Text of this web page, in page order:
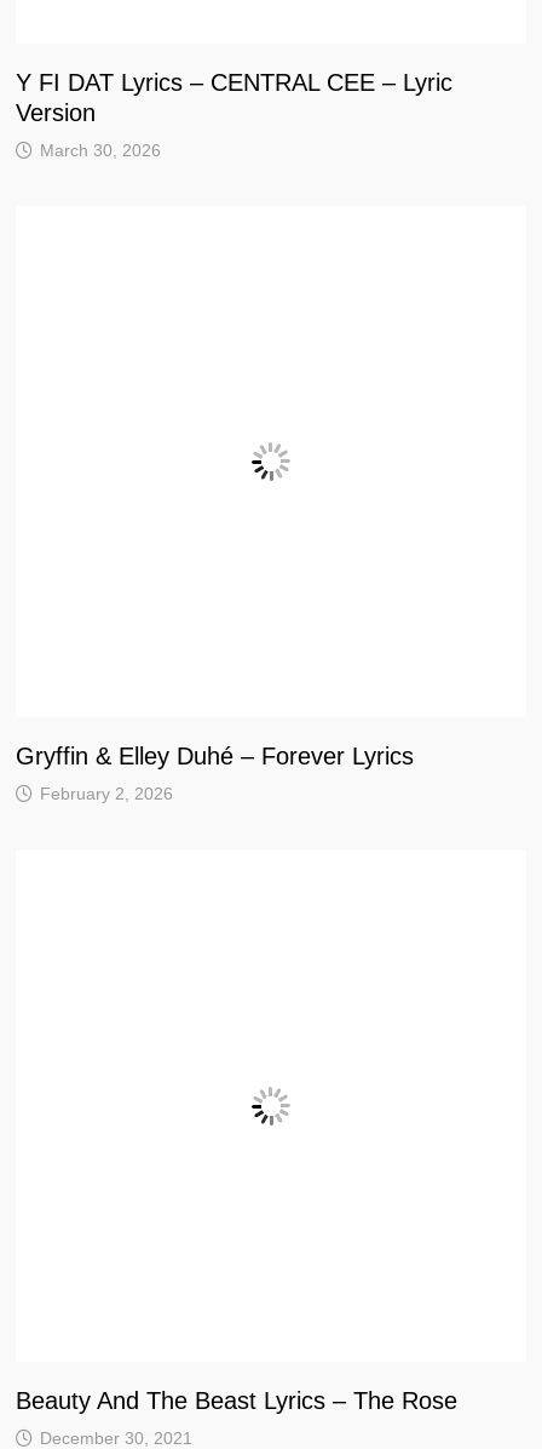
Y FI DAT Lyrics – CENTRAL CEE – Lyric
Version
March 30, 2026
Gryffin & Elley Duhé – Forever Lyrics
February 2, 2026
Beauty And The Beast Lyrics – The Rose
December 30, 2021